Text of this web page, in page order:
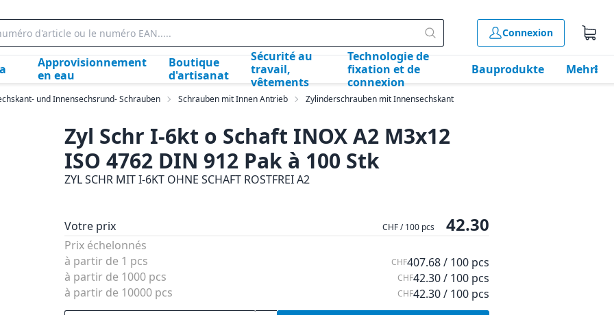
Connexion
Approvisionnement
en eau
Boutique
d'artisanat
Sécurité au
travail,
vêtements
Technologie de
fixation et de
connexion
Bauprodukte Mehr
und Innensechsrund- Schrauben Schrauben mit Innen Antrieb Zylinderschrauben mit Innensechskant
Zyl Schr I-6kt o Schaft INOX A2 M3x12
ISO 4762 DIN 912 Pak à 100 Stk
ZYL SCHR MIT I-6KT OHNE SCHAFT ROSTFREI A2
Votre prix CHF / 100 pcs 42.30
Prix échelonnés
à partir de 1 pcs
CHF407.68 / 100 pcs
à partir de 1000 pcs
CHF42.30 / 100 pcs
à partir de 10000 pcs
CHF42.30 / 100 pcs